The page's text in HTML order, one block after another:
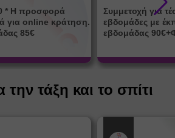
για online κράτηση.
85€
Συμμετοχή για
εβδομάδες με
εβδομάδας
την τάξη και το σπίτι